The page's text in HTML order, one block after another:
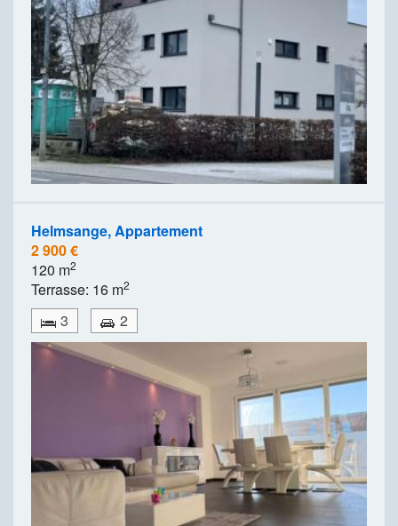
Helmsange, Appartement
2 900 €
120 m2
Terrasse: 16 m2
3 2